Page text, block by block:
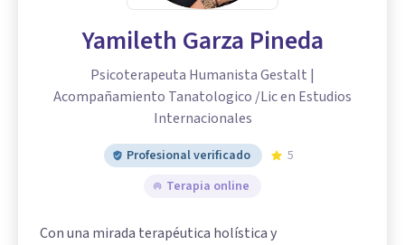
Yamileth Garza Pineda
Psicoterapeuta Humanista Gestalt |
Acompañamiento Tanatologico /Lic en Estudios
Internacionales
Profesional verificado
5
Terapia online
Con una mirada terapéutica holística y